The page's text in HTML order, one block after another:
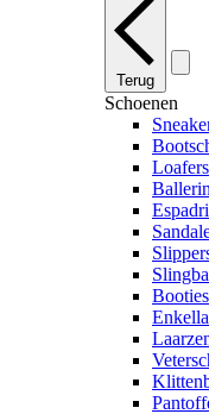
Terug
Schoenen
Loafers
Booties